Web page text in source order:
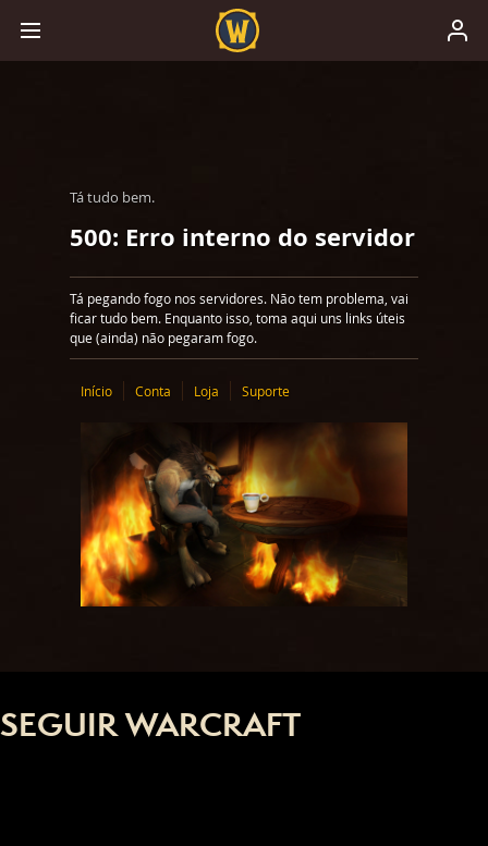
Tá tudo bem.
500: Erro interno do servidor
Tá pegando fogo nos servidores. Não tem problema, vai
ficar tudo bem. Enquanto isso, toma aqui uns links úteis
que (ainda) não pegaram fogo.
Início Conta Loja Suporte
SEGUIR WARCRAFT